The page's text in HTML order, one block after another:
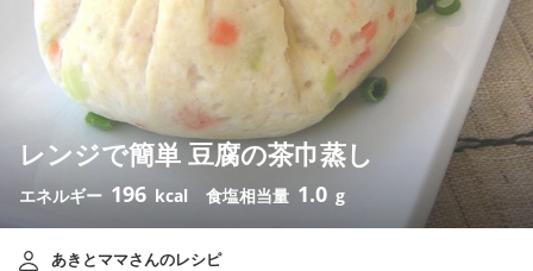
レンジで簡単 豆腐の茶巾蒸し
エネルギー 196 kcal 食塩相当量 1.0 g
あきとママさんのレシピ